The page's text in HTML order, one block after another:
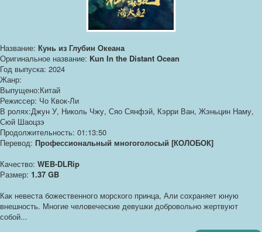
Название: Кунь из Глубин Океана
Оригинальное название: Kun In the Distant Ocean
Год выпуска: 2024
Жанр:
Выпущено:Китай
Режиссер: Чо Квок-Ли
В ролях:Джун У, Николь Чжу, Сяо Сянфэй, Кэрри Ван, Жэньцин Наму,
Сюй Шаоцзэ
Продолжительность: 01:13:50
Перевод: Профессиональный многоголосый [КОЛОБОК]
Качество: WEB-DLRip
Размер: 1.37 GB
Как невеста божественного морского принца, Али сохраняет юную
внешность. Многие человеческие девушки добровольно жертвуют
собой...